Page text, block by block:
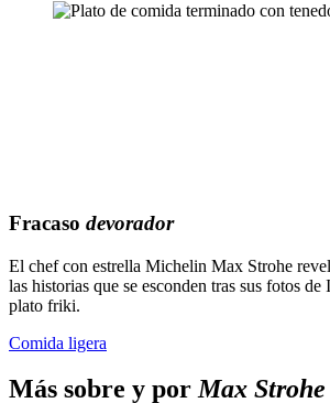
Fracaso devorador
El chef con estrella Michelin Max Strohe
las historias que se esconden tras sus fotos
plato friki.
Comida ligera
Más sobre y porMax Strohe